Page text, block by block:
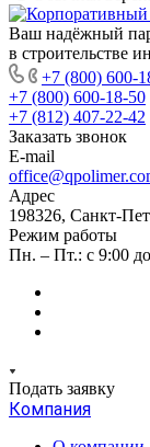
Ваш надёжный
в строительстве
+7 (800) 600-
+7 (800) 600-18-50
+7 (812) 407-22-42
Заказать звонок
E-mail
Адрес
198326, Санкт-
Режим работы
Пн. – Пт.: с 9:00
Подать заявку
Компания